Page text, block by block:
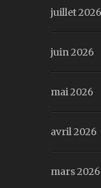
juillet 2026
juin 2026
mai 2026
avril 2026
mars 2026